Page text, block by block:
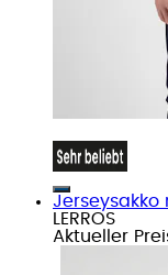
Jerseysakko
LERROS
Aktueller